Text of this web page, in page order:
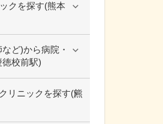
クを探す(熊本
ど)から病院・
校前駅)
リニックを探す(熊